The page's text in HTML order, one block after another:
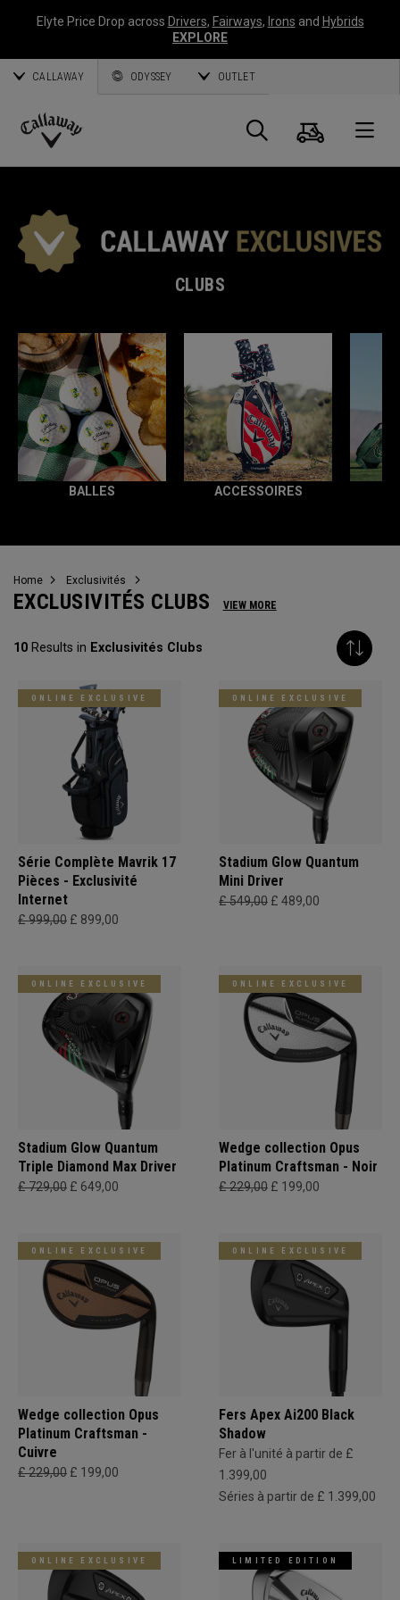
Elyte Price Drop across Drivers, Fairways, Irons and Hybrids
EXPLORE
CALLAWAY ODYSSEY OUTLET
Callaway
Panier
CLUBS
BALLES ACCESSOIRES
Home Exclusivités
EXCLUSIVITÉS CLUBS VIEW MORE
10 Results in Exclusivités Clubs
ONLINE EXCLUSIVE
Série Complète Mavrik 17
Pièces - Exclusivité
Internet
£ 999,00 £ 899,00
ONLINE EXCLUSIVE
Stadium Glow Quantum
Mini Driver
£ 549,00 £ 489,00
ONLINE EXCLUSIVE
Stadium Glow Quantum
Triple Diamond Max Driver
£ 729,00 £ 649,00
ONLINE EXCLUSIVE
Wedge collection Opus
Platinum Craftsman - Noir
£ 229,00 £ 199,00
ONLINE EXCLUSIVE
Wedge collection Opus
Platinum Craftsman -
Cuivre
£ 229,00 £ 199,00
ONLINE EXCLUSIVE
Fers Apex Ai200 Black
Shadow
Fer à l'unité à partir de £
1.399,00
Séries à partir de £ 1.399,00
ONLINE EXCLUSIVE LIMITED EDITION